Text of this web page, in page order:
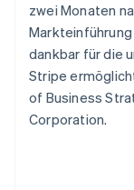
zwei Monaten
dankbar für die
Stripe
of Business
Corporation.